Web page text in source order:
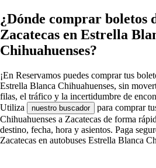
¿Dónde comprar boletos
Zacatecas en Estrella
Chihuahuenses?
¡En Reservamos puedes comprar tus
Estrella Blanca Chihuahuenses, sin
filas, el tráfico y la incertidumbre de
Utiliza
nuestro buscador
para comprar
Chihuahuenses a Zacatecas de forma
destino, fecha, hora y asientos. Paga
Zacatecas en autobuses Estrella Blanca